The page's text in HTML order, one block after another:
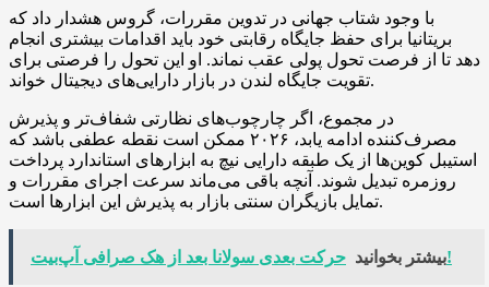
با وجود شتاب جهانی در تدوین مقررات، گروس هشدار داد که
بریتانیا برای حفظ جایگاه رقابتی خود باید اقدامات بیشتری انجام
دهد تا از فرصت تحول پولی عقب نماند. او این تحول را فرصتی برای
تقویت جایگاه لندن در بازار دارایی‌های دیجیتال خواند.
در مجموع، اگر چارچوب‌های نظارتی شفاف‌تر و پذیرش
مصرف‌کننده ادامه یابد، ۲۰۲۶ ممکن است نقطه عطفی باشد که
استیبل کوین‌ها از یک طبقه دارایی نیچ به ابزارهای استاندارد پرداخت
روزمره تبدیل شوند. آنچه باقی می‌ماند سرعت اجرای مقررات و
تمایل بازیگران سنتی بازار به پذیرش این ابزارها است.
بیشتر بخوانیدحرکت بعدی سولانا بعد از هک صرافی آپ‌بیت!